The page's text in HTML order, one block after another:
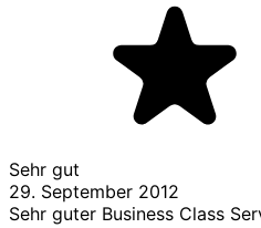
Sehr gut
29. September 2012
Sehr guter Business Class